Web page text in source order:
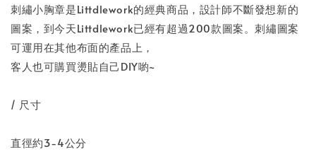
刺繡小胸章是Littdlework的經典商品，設計師不斷發想新的
圖案，到今天Littdlework已經有超過200款圖案。刺繡圖案
可運用在其他布面的產品上，
客人也可購買燙貼自己DIY喲~
/ 尺寸
直徑約3-4公分